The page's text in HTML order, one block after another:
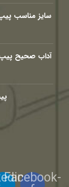
سایز مناسب
آداب صحیح
Facebook-